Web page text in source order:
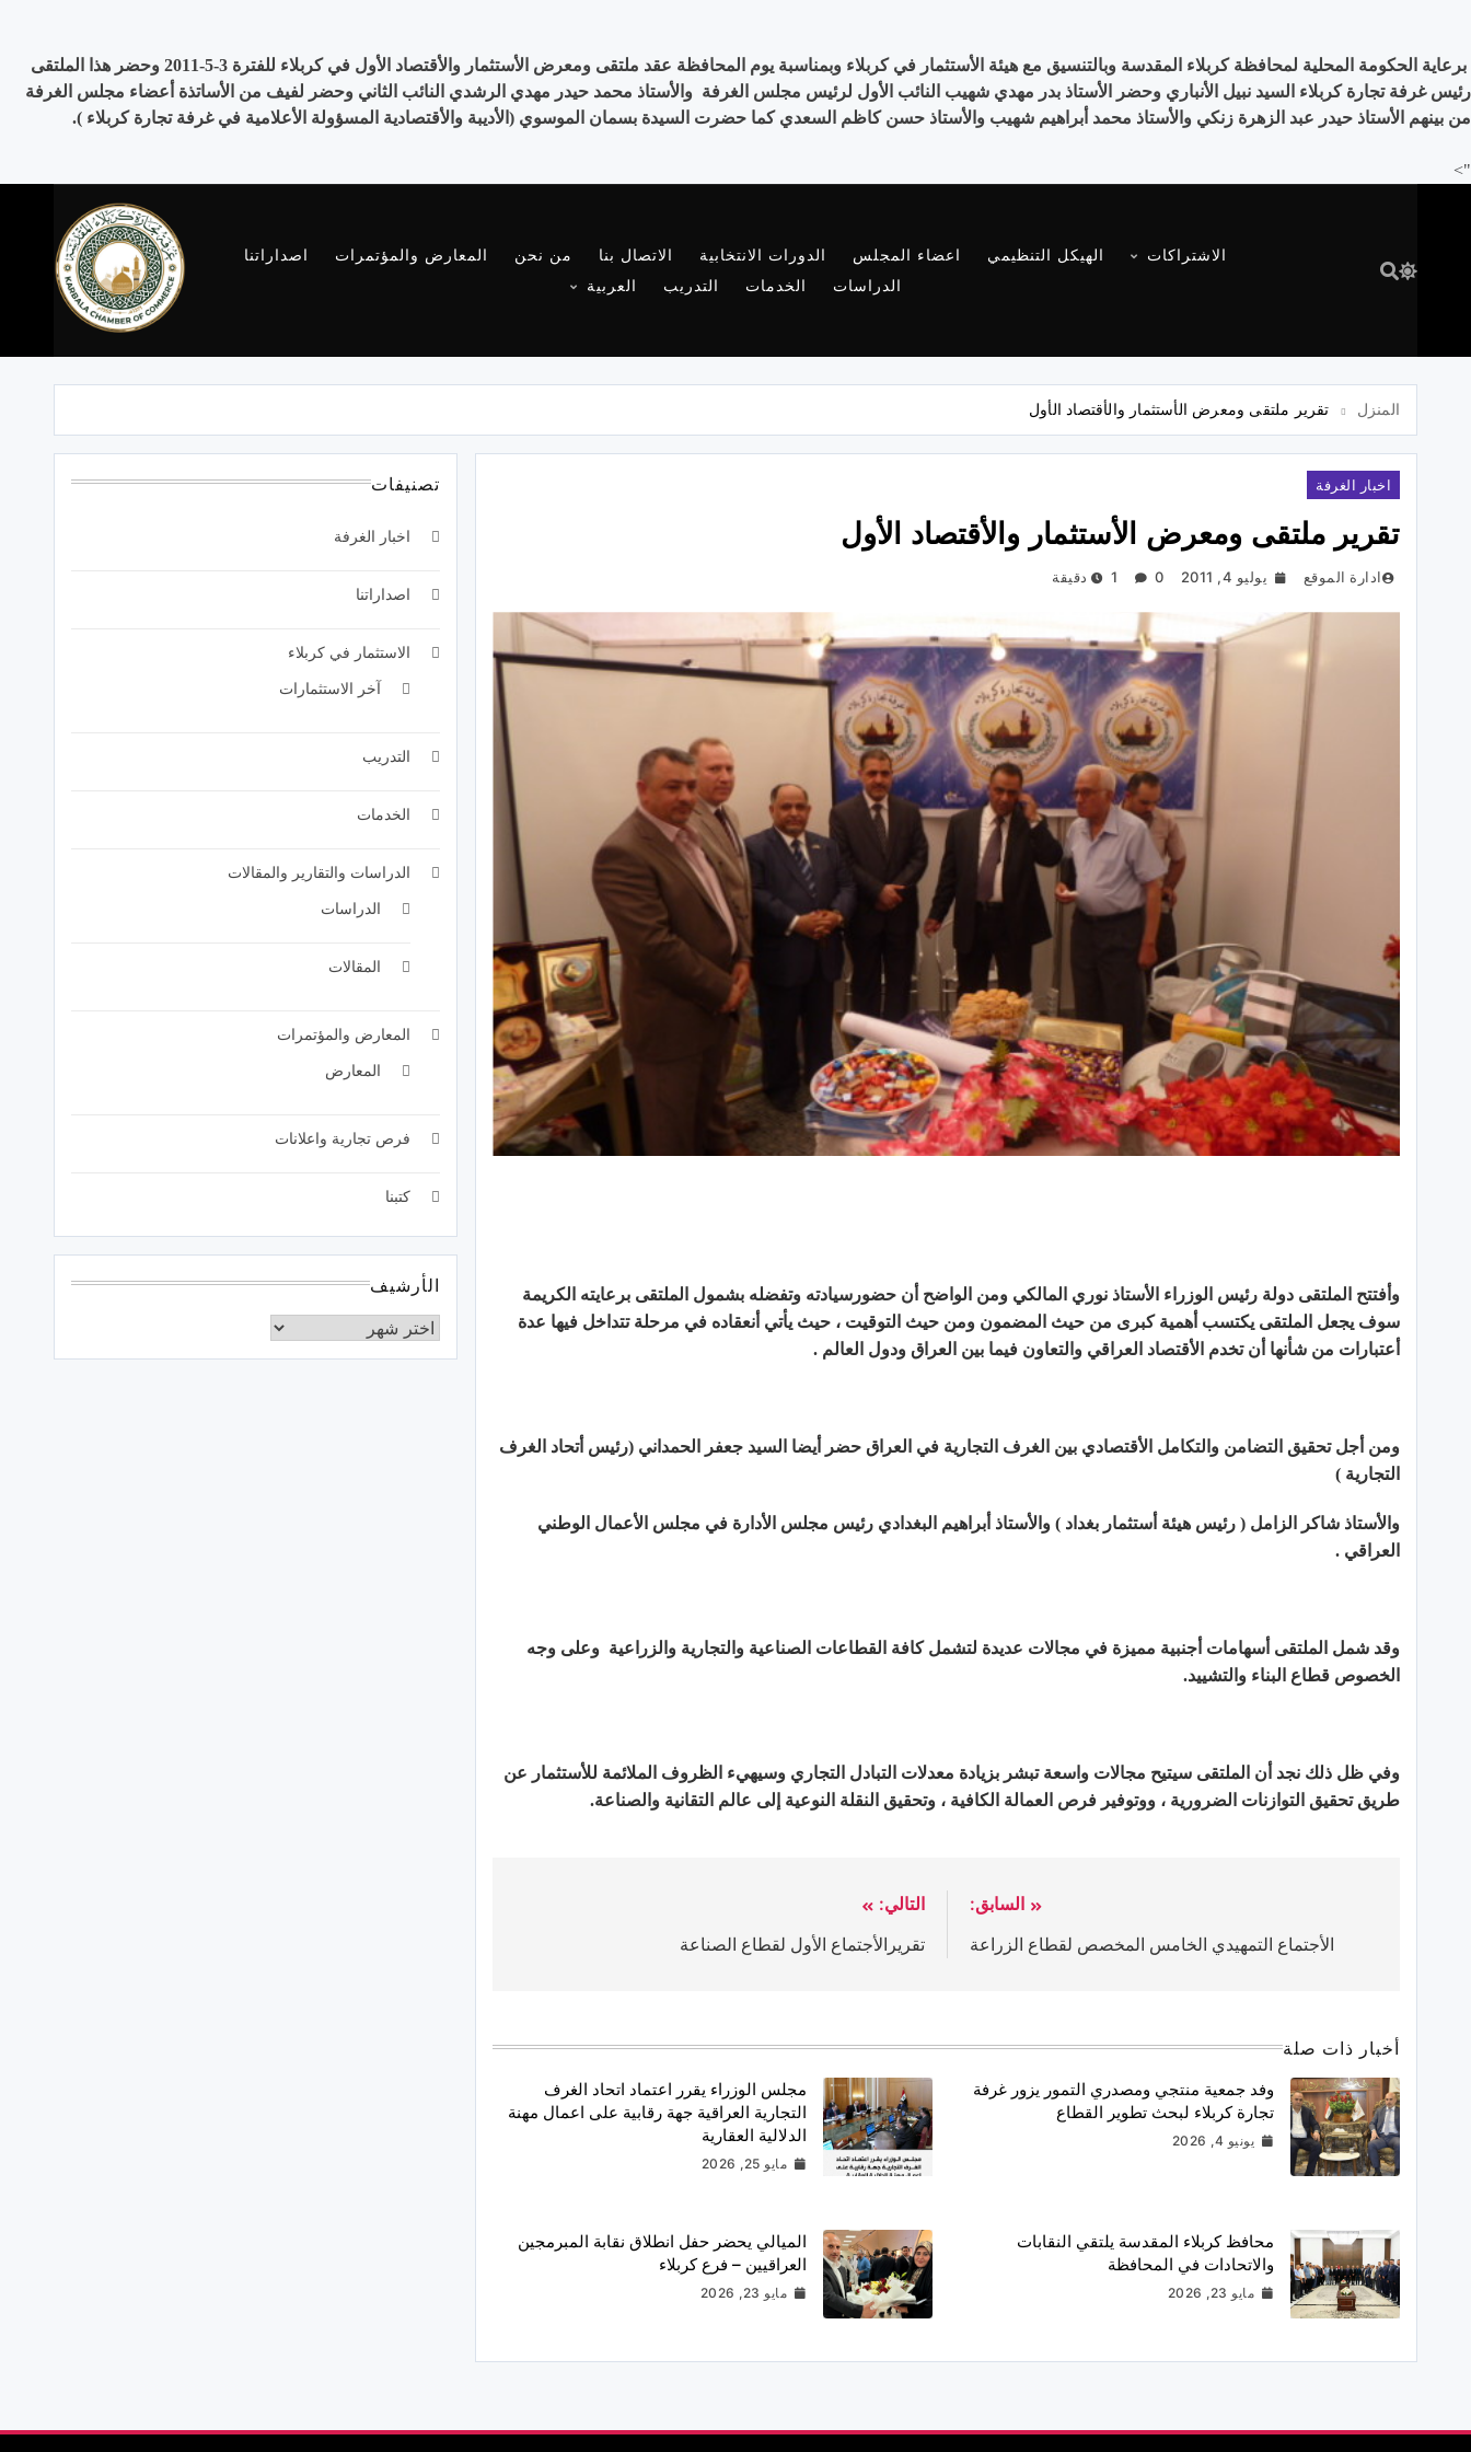
برعاية الحكومة المحلية لمحافظة كربلاء المقدسة وبالتنسيق مع هيئة الأستثمار في كربلاء وبمناسبة يوم المحافظة عقد ملتقى ومعرض الأستثمار والأقتصاد الأول في كربلاء للفترة 3-5-2011 وحضر هذا الملتقى
رئيس غرفة تجارة كربلاء السيد نبيل الأنباري وحضر الأستاذ بدر مهدي شهيب النائب الأول لرئيس مجلس الغرفة والأستاذ محمد حيدر مهدي الرشدي النائب الثاني وحضر لفيف من الأساتذة أعضاء مجلس الغرفة
من بينهم الأستاذ حيدر عبد الزهرة زنكي والأستاذ محمد أبراهيم شهيب والأستاذ حسن كاظم السعدي كما حضرت السيدة بسمان الموسوي (الأديبة والأقتصادية المسؤولة الأعلامية في غرفة تجارة كربلاء ).
">
الاشتراكات الهيكل التنظيمي اعضاء المجلس الدورات الانتخابية الاتصال بنا من نحن المعارض والمؤتمرات
اصداراتنا
الدراسات
الخدمات التدريب العربية
غرفة تجارة
المنزل تقرير ملتقى ومعرض الأستثمار والأقتصاد الأول
اخبار الغرفة
تقرير ملتقى ومعرض الأستثمار والأقتصاد الأول
ادارة الموقع يوليو 4, 2011 0 1 دقيقة
وأفتتح الملتقى دولة رئيس الوزراء الأستاذ نوري المالكي ومن الواضح أن حضورسيادته وتفضله بشمول الملتقى برعايته الكريمة
سوف يجعل الملتقى يكتسب أهمية كبرى من حيث المضمون ومن حيث التوقيت ، حيث يأتي أنعقاده في مرحلة تتداخل فيها عدة
أعتبارات من شأنها أن تخدم الأقتصاد العراقي والتعاون فيما بين العراق ودول العالم .
ومن أجل تحقيق التضامن والتكامل الأقتصادي بين الغرف التجارية في العراق حضر أيضا السيد جعفر الحمداني (رئيس أتحاد الغرف
التجارية )
والأستاذ شاكر الزامل ( رئيس هيئة أستثمار بغداد ) والأستاذ أبراهيم البغدادي رئيس مجلس الأدارة في مجلس الأعمال الوطني
العراقي .
وقد شمل الملتقى أسهامات أجنبية مميزة في مجالات عديدة لتشمل كافة القطاعات الصناعية والتجارية والزراعية وعلى وجه
الخصوص قطاع البناء والتشييد.
وفي ظل ذلك نجد أن الملتقى سيتيح مجالات واسعة تبشر بزيادة معدلات التبادل التجاري وسيهيء الظروف الملائمة للأستثمار عن
طريق تحقيق التوازنات الضرورية ، ووتوفير فرص العمالة الكافية ، وتحقيق النقلة النوعية إلى عالم التقانية والصناعة.
السابق:
الأجتماع التمهيدي الخامس المخصص لقطاع الزراعة
التالي:
تقريرالأجتماع الأول لقطاع الصناعة
أخبار ذات صلة
وفد جمعية منتجي ومصدري التمور يزور غرفة
تجارة كربلاء لبحث تطوير القطاع
يونيو 4, 2026
مجلس الوزراء يقرر اعتماد اتحاد الغرف
التجارية العراقية جهة رقابية على اعمال مهنة
الدلالية العقارية
مايو 25, 2026
محافظ كربلاء المقدسة يلتقي النقابات
والاتحادات في المحافظة
مايو 23, 2026
الميالي يحضر حفل انطلاق نقابة المبرمجين
العراقيين – فرع كربلاء
مايو 23, 2026
تصنيفات
اخبار الغرفة
اصداراتنا
الاستثمار في كربلاء
آخر الاستثمارات
التدريب
الخدمات
الدراسات والتقارير والمقالات
الدراسات
المقالات
المعارض والمؤتمرات
المعارض
فرص تجارية واعلانات
كتبنا
الأرشيف